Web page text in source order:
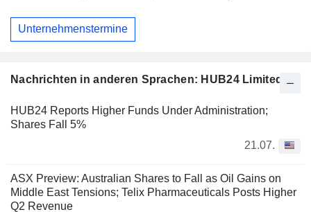
Nachrichten in anderen Sprachen: HUB24 Limited
HUB24 Reports Higher Funds Under Administration;
Shares Fall 5%
21.07.
ASX Preview: Australian Shares to Fall as Oil Gains on
Middle East Tensions; Telix Pharmaceuticals Posts Higher
Q2 Revenue
Unternehmenstermine